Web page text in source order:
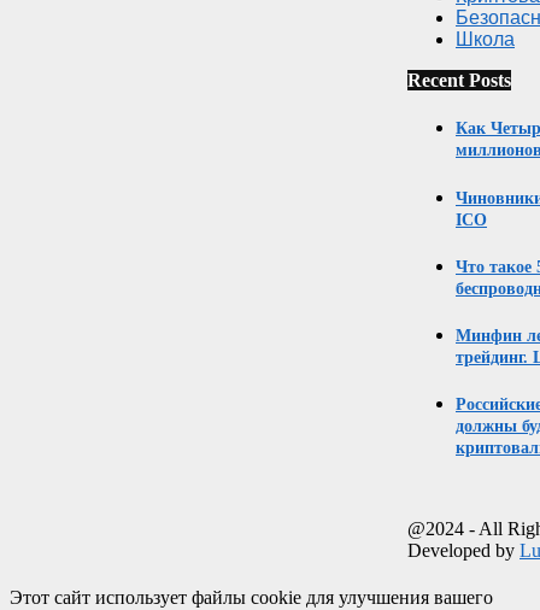
Школа
Recent Posts
Как
ICO
Что такое
Минфин
трейдинг.
должны
@2024 - All
Developed by
Этот сайт использует файлы cookie для улучшения вашего